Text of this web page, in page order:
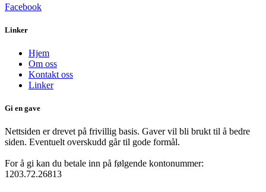
Facebook
Linker
Hjem
Om oss
Kontakt oss
Linker
Gi en gave
Nettsiden er drevet på frivillig basis. Gaver vil bli brukt til å bedre
siden. Eventuelt overskudd går til gode formål.
For å gi kan du betale inn på følgende kontonummer:
1203.72.26813